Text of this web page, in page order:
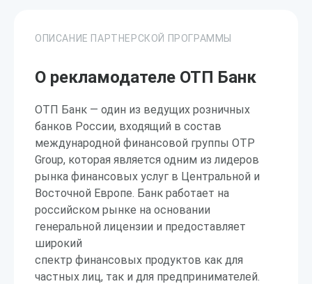
ОПИСАНИЕ ПАРТНЕРСКОЙ ПРОГРАММЫ
О рекламодателе ОТП Банк
ОТП Банк — один из ведущих розничных
банков России, входящий в состав
международной финансовой группы OTP
Group, которая является одним из лидеров
рынка финансовых услуг в Центральной и
Восточной Европе. Банк работает на
российском рынке на основании
генеральной лицензии и предоставляет
широкий
спектр финансовых продуктов как для
частных лиц, так и для предпринимателей.